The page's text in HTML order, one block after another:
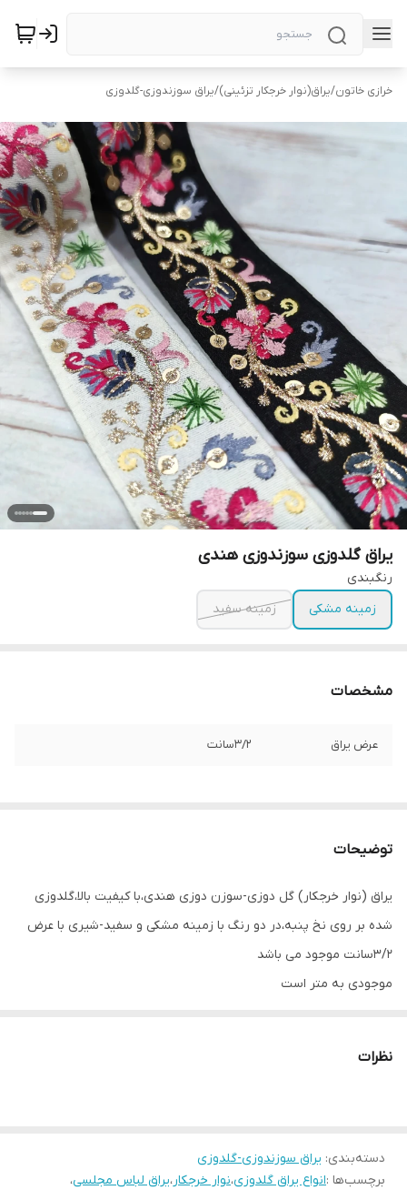
خرازی خاتون/یراق(نوار خرجکار تزئینی)/یراق سوزندوزی-گلدوزی
یراق گلدوزی سوزندوزی هندی
رنگبندی
زمینه مشکی
زمینه سفید
مشخصات
عرض یراق ۳/۲سانت
توضیحات
یراق (نوار خرجکار) گل دوزی-سوزن دوزی هندی،با کیفیت بالا،گلدوزی
شده بر روی نخ پنبه،در دو رنگ با زمینه مشکی و سفید-شیری با عرض
۳/۲سانت موجود می باشد
موجودی به متر است
نظرات
دسته‌بندی: یراق سوزندوزی-گلدوزی
برچسب‌ها :انواع یراق گلدوزی،نوار خرجکار،یراق لباس مجلسی،